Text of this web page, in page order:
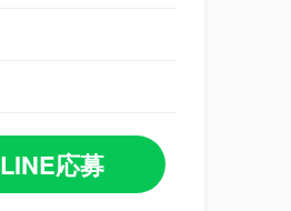
LINE応募